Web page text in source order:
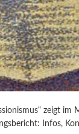
zeigt im
Infos,